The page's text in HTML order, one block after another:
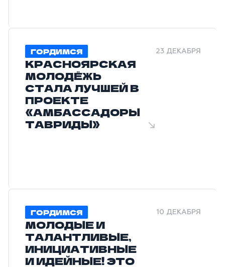
ГОРДИМСЯ 23 ДЕКАБРЯ
КРАСНОЯРСКАЯ
МОЛОДЁЖЬ
СТАЛА ЛУЧШЕЙ В
ПРОЕКТЕ
«АМБАССАДОРЫ
ТАВРИДЫ»
ГОРДИМСЯ 10 ДЕКАБРЯ
МОЛОДЫЕ И
ТАЛАНТЛИВЫЕ,
ИНИЦИАТИВНЫЕ
И ИДЕЙНЫЕ! ЭТО